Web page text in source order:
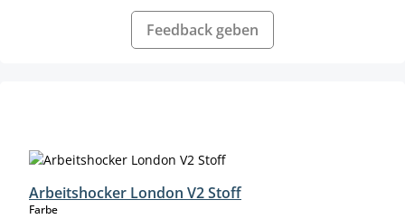
Feedback geben
Arbeitshocker London V2 Stoff
Farbeauswählen